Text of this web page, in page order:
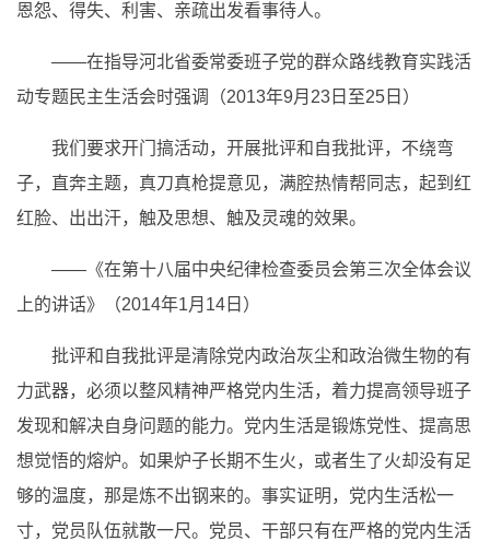
恩怨、得失、利害、亲疏出发看事待人。
——在指导河北省委常委班子党的群众路线教育实践活
动专题民主生活会时强调（2013年9月23日至25日）
我们要求开门搞活动，开展批评和自我批评，不绕弯
子，直奔主题，真刀真枪提意见，满腔热情帮同志，起到红
红脸、出出汗，触及思想、触及灵魂的效果。
——《在第十八届中央纪律检查委员会第三次全体会议
上的讲话》（2014年1月14日）
批评和自我批评是清除党内政治灰尘和政治微生物的有
力武器，必须以整风精神严格党内生活，着力提高领导班子
发现和解决自身问题的能力。党内生活是锻炼党性、提高思
想觉悟的熔炉。如果炉子长期不生火，或者生了火却没有足
够的温度，那是炼不出钢来的。事实证明，党内生活松一
寸，党员队伍就散一尺。党员、干部只有在严格的党内生活